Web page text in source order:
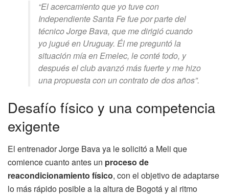
“El acercamiento que yo tuve con
Independiente Santa Fe fue por parte del
técnico Jorge Bava, que me dirigió cuando
yo jugué en Uruguay. Él me preguntó la
situación mía en Emelec, le conté todo, y
después el club avanzó más fuerte y me hizo
una propuesta con un contrato de dos años”.
Desafío físico y una competencia
exigente
El entrenador Jorge Bava ya le solicitó a Meli que
comience cuanto antes un proceso de
reacondicionamiento físico, con el objetivo de adaptarse
lo más rápido posible a la altura de Bogotá y al ritmo